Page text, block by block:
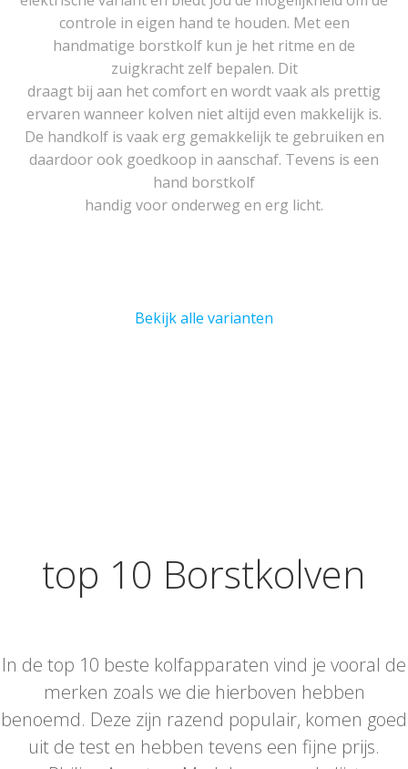
controle in eigen hand te houden. Met een
handmatige borstkolf kun je het ritme en de
zuigkracht zelf bepalen. Dit
draagt bij aan het comfort en wordt vaak als prettig
ervaren wanneer kolven niet altijd even makkelijk is.
De handkolf is vaak erg gemakkelijk te gebruiken en
daardoor ook goedkoop in aanschaf. Tevens is een
hand borstkolf
handig voor onderweg en erg licht.
Bekijk alle varianten
top 10 Borstkolven
In de top 10 beste kolfapparaten vind je vooral de
merken zoals we die hierboven hebben
benoemd. Deze zijn razend populair, komen goed
uit de test en hebben tevens een fijne prijs.